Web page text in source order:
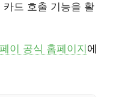
카드 호출 기능을 활
이 공식 홈페이지 에